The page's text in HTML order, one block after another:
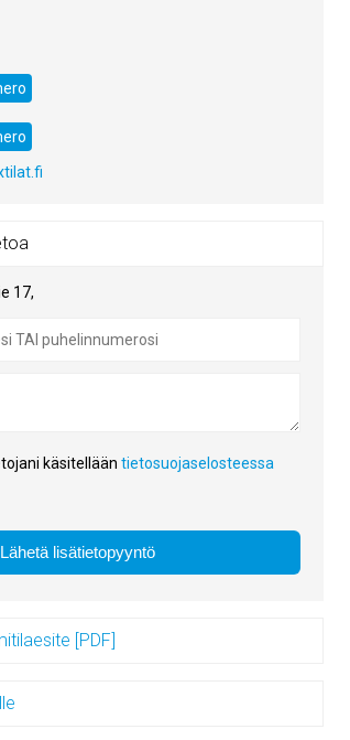
17,
käsitellääntietosuojaselosteessa
[PDF]